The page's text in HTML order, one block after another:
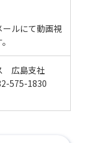
ールにて動画視
広島支社
575-1830